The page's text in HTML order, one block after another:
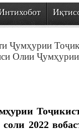
Ҷумҳурии
Олии
2022